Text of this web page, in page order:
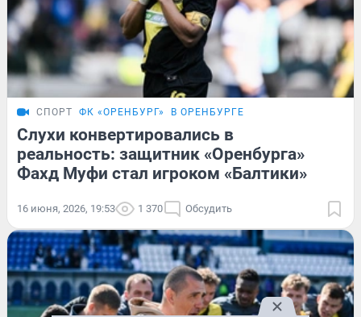
СПОРТ ФК «ОРЕНБУРГ» В ОРЕНБУРГЕ
Слухи конвертировались в
реальность: защитник «Оренбурга»
Фахд Муфи стал игроком «Балтики»
16 июня, 2026, 19:53 1 370 Обсудить